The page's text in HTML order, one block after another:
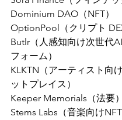
Dominium DAO（NFT）
OptionPool（クリプト
Butlr（人感知向け次世代
フォーム）
KLKTN（アーティスト向
ットプレイス）
Keeper Memorials（法要）
Stems Labs（音楽向け